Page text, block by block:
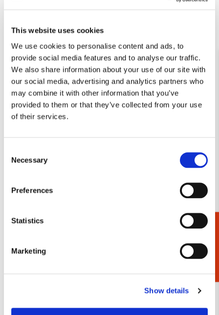
This website uses cookies
We use cookies to personalise content and ads, to
provide social media features and to analyse our traffic.
We also share information about your use of our site with
our social media, advertising and analytics partners who
may combine it with other information that you’ve
provided to them or that they’ve collected from your use
of their services.
Selection
Necessary
Preferences
Statistics
Marketing
Show details
brillendoekje: Wild Flower
Field, Janneke Brinkman-
Salentijn
€ 14,99
VOEG TOE
Brinkman-Salentijn
€ 3,50
VOEG TOE
Brinkman-Salentijn
Cadeaukiezer